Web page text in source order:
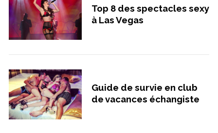
Top 8 des spectacles sexy
à Las Vegas
Guide de survie en club
de vacances échangiste